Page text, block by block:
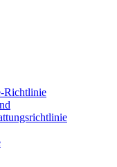
Richtlinie